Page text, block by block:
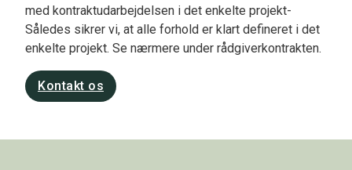
med kontraktudarbejdelsen i det enkelte projekt-
Således sikrer vi, at alle forhold er klart defineret i det
enkelte projekt. Se nærmere under rådgiverkontrakten.
Kontakt os